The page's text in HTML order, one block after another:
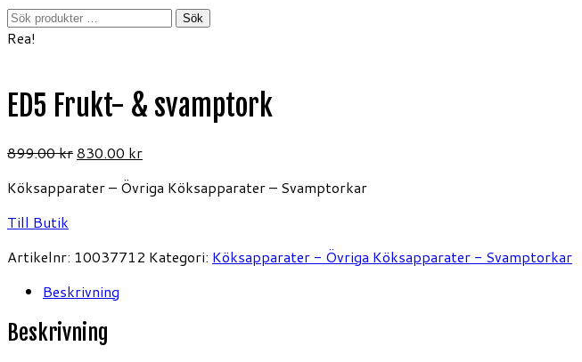
Sök
efter:
Sök
Rea!
ED5 Frukt- & svamptork
899.00krDet
priset
830.00 krDet
priset
Köksapparater – Övriga Köksapparater – Svamptorkar
Till Butik
Artikelnr: 10037712 Kategori: Köksapparater - Övriga Köksapparater - Svamptorkar
Beskrivning
Beskrivning